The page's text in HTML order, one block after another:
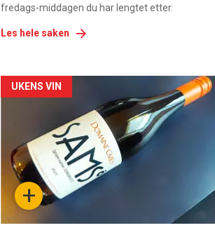
fredags-middagen du har lengtet etter.
Les hele saken
Forsiden
akkurat
nå
-
+
UKENS VIN